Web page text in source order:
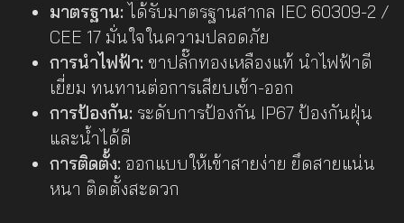
มาตรฐาน: ได้รับมาตรฐานสากล IEC 60309-2 /
CEE 17 มั่นใจในความปลอดภัย
การนำไฟฟ้า: ขาปลั๊กทองเหลืองแท้ นำไฟฟ้าดี
เยี่ยม ทนทานต่อการเสียบเข้า-ออก
การป้องกัน: ระดับการป้องกัน IP67 ป้องกันฝุ่น
และน้ำได้ดี
การติดตั้ง: ออกแบบให้เข้าสายง่าย ยึดสายแน่น
หนา ติดตั้งสะดวก